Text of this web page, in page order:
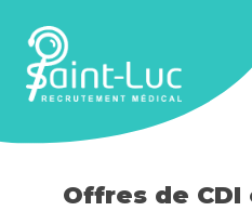
Offres de